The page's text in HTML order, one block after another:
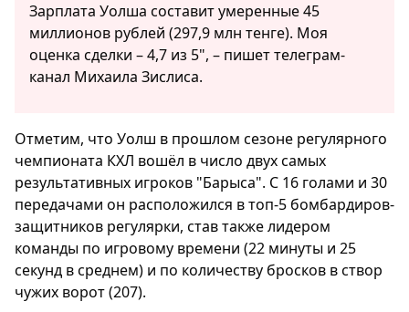
Зарплата Уолша составит умеренные 45
миллионов рублей (297,9 млн тенге). Моя
оценка сделки – 4,7 из 5", – пишет телеграм-
канал Михаила Зислиса.
Отметим, что Уолш в прошлом сезоне регулярного
чемпионата КХЛ вошёл в число двух самых
результативных игроков "Барыса". С 16 голами и 30
передачами он расположился в топ-5 бомбардиров-
защитников регулярки, став также лидером
команды по игровому времени (22 минуты и 25
секунд в среднем) и по количеству бросков в створ
чужих ворот (207).